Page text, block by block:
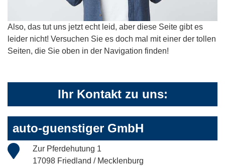
Also, das tut uns jetzt echt leid, aber diese Seite gibt es
leider nicht! Versuchen Sie es doch mal mit einer der tollen
Seiten, die Sie oben in der Navigation finden!
Ihr Kontakt zu uns:
auto-guenstiger GmbH
Zur Pferdehutung 1
17098 Friedland / Mecklenburg